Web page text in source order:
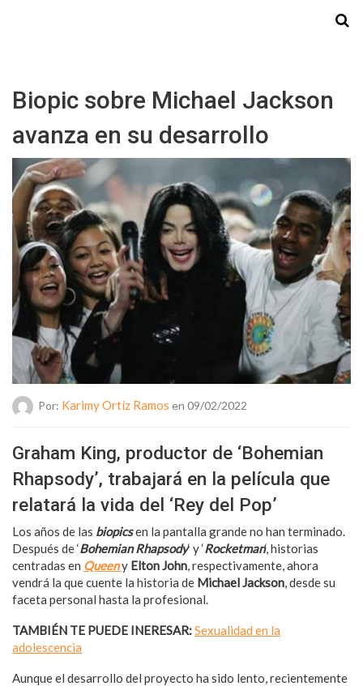
Biopic sobre Michael Jackson
avanza en su desarrollo
Por: Karimy Ortíz Ramos en 09/02/2022
Graham King, productor de ‘Bohemian
Rhapsody’, trabajará en la película que
relatará la vida del ‘Rey del Pop’
Los años de las biopicsen la pantalla grande no han terminado.
Después de ‘Bohemian Rhapsody‘ y ‘Rocketman‘, historias
centradas en Queeny Elton John, respectivamente, ahora
vendrá la que cuente la historia de Michael Jackson, desde su
faceta personal hasta la profesional.
TAMBIÉN TE PUEDE INERESAR:Sexualidad en la
adolescencia
Aunque el desarrollo del proyecto ha sido lento, recientemente